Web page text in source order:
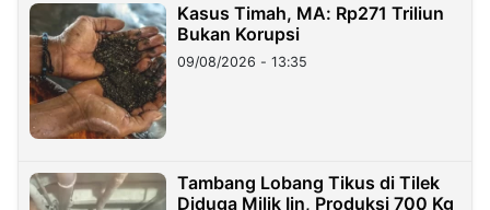
Kasus Timah, MA: Rp271 Triliun
Bukan Korupsi
09/08/2026 - 13:35
Tambang Lobang Tikus di Tilek
Diduga Milik Iin, Produksi 700 Kg